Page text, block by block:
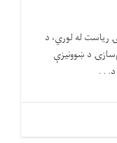
ریاست له لوري، د
د ښوونیزې
. .